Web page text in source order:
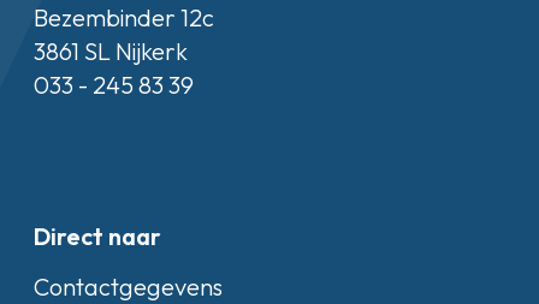
Bezembinder 12c
3861 SL Nijkerk
033 - 245 83 39
Direct naar
Contactgegevens